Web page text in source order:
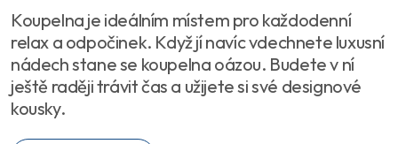
Koupelna je ideálním místem pro každodenní
relax a odpočinek. Když jí navíc vdechnete luxusní
nádech stane se koupelna oázou. Budete v ní
ještě raději trávit čas a užijete si své designové
kousky.